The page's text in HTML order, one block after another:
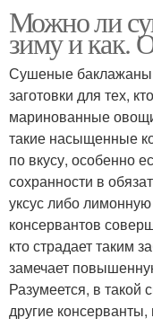
Можно ли
зиму и как.
Сушеные баклажаны
заготовки для тех,
маринованные
такие насыщенные
по вкусу, особенно
сохранности в
уксус либо
консервантов
кто страдает таким
замечает
Разумеется, в такой
другие